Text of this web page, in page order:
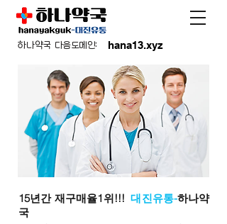
hana13.xyz
하나약국 다음도메인:
15년간 재구매율1위!!!대진유통-하나약
국